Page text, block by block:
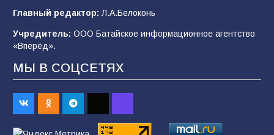
Будет ли мобилизация в России в 2026 году
после выборов: в Госдуме дали ответ
105 06.08.2026
В детском саду № 35 дети освоили
строительные профессии в ходе
спортивного праздника
07.08.2026
Главный редактор: Л.А.Белоконь
Учредитель: ООО Батайское информационное агентство
«Вперёд».
МЫ В СОЦСЕТЯХ